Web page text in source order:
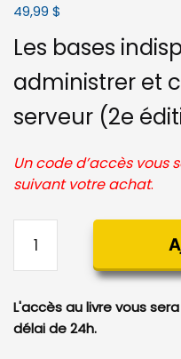
49,99 $
Les bases
administrer et
serveur (2e
Un code d’accès vous
suivant votre achat.
Windows
2016
-
L'accès au livre vous
délai de 24h.